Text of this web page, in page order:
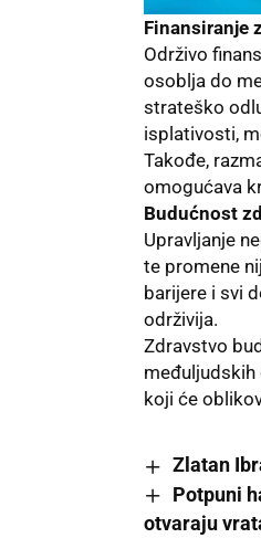
Finansiranje
Održivo
osoblja do
strateško
isplativosti,
Takođe,
omogućava
Budućnost
Upravljanje
te promene
barijere i svi
održivija.
Zdravstvo
međuljudskih
koji će
Zlatan
Potpuni
otvaraju